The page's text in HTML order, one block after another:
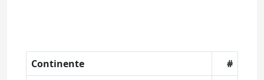
Continente
#